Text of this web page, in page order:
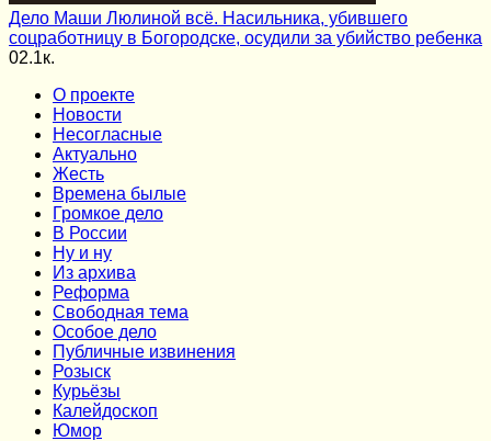
Дело Маши Люлиной всё. Насильника, убившего
соцработницу в Богородске, осудили за убийство ребенка
02.1к.
О проекте
Новости
Несогласные
Актуально
Жесть
Времена былые
Громкое дело
В России
Ну и ну
Из архива
Реформа
Cвободная тема
Особое дело
Публичные извинения
Розыск
Курьёзы
Калейдоскоп
Юмор